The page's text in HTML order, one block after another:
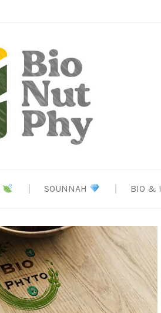
SOUNNAH BIO &